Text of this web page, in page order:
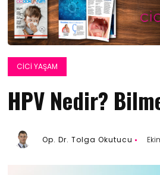
CICI YAŞAM
HPV Nedir?
Op. Dr. Tolga Okutucu